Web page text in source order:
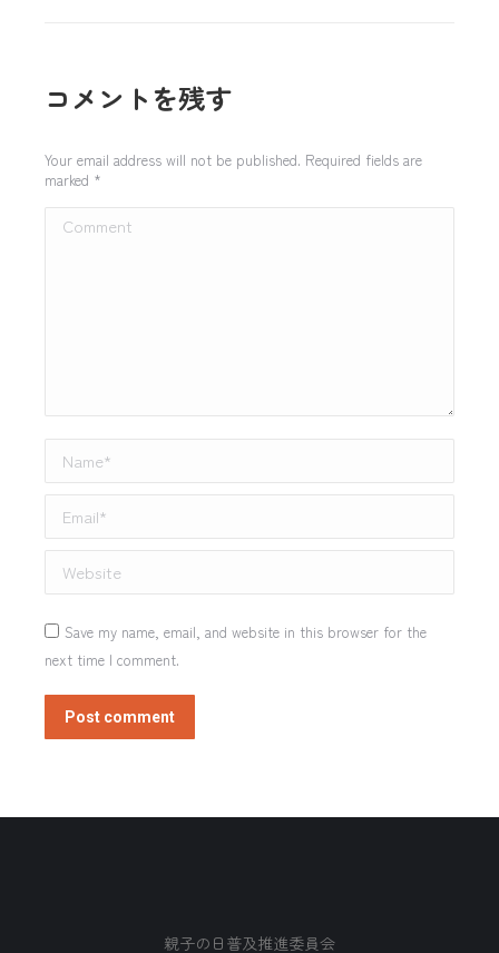
コメントを残す
Your email address will not be published. Required fields are
marked *
Comment
Name *
Email *
Website
Save my name, email, and website in this browser for the
next time I comment.
Post comment
親子の日普及推進委員会